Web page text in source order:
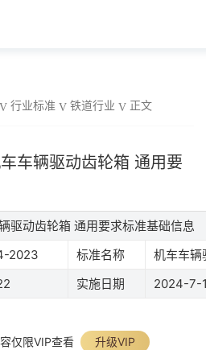
行业标准 铁道行业 正文
车辆驱动齿轮箱 通用要
动齿轮箱 通用要求标准基础信息
2023 标准名称
机车车辆
实施日期 2024-7-
仅限VIP查看 升级VIP